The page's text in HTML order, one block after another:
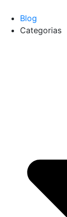
Blog
Categorias